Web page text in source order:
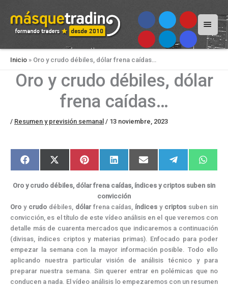
Menú
Inicio » Oro y crudo débiles, dólar frena caídas…
Oro y crudo débiles, dólar
frena caídas…
/ Resumen y previsión semanal / 13 noviembre, 2023
Compartir
en
F
a
e
b
k
Compartir
en
X
(
w
i
t
e
r
)
Compartir
en
P
i
t
e
s
t
Compartir
en
L
i
k
e
d
I
n
Compartir
en
E
m
i
l
Compartir
en
e
e
g
m
en
W
h
t
s
p
Oro y crudo débiles, dólar frena caídas, índices y criptos suben sin
convicción
Oro y crudodébiles, dólarfrena caídas, índices y criptos suben sin
convicción, es el título de este vídeo análisis en el que veremos con
detalle más de cuarenta mercados que indicaremos a continuación
(divisas, índices criptos y materias primas). Enfocado para poder
empezar la semana con la mayor información posible. Todo ello
aplicando nuestra particular visión de análisis técnico y para
preparar nuestra semana. Sin querer entrar en polémicas que no
conducen a nada. El vídeo análisis lo empezaremos con un resumen